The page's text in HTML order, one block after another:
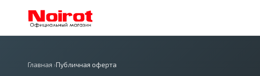
Главная ›Публичная оферта